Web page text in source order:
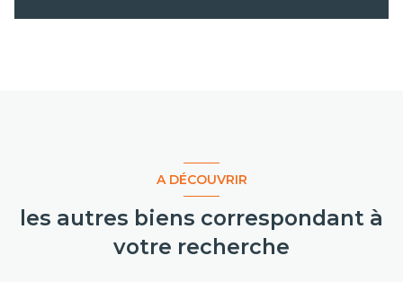
A DÉCOUVRIR
les autres biens correspondant à
votre recherche